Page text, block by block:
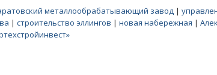
металлообрабатывающий завод |
| строительство эллингов | новая набережная |